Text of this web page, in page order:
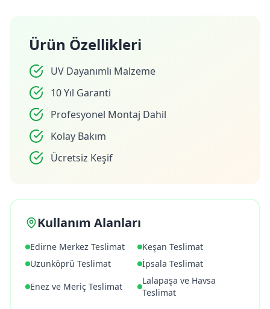
Ürün Özellikleri
UV Dayanımlı Malzeme
10 Yıl Garanti
Profesyonel Montaj Dahil
Kolay Bakım
Ücretsiz Keşif
Kullanım Alanları
Edirne Merkez Teslimat
Keşan Teslimat
Uzunköprü Teslimat
İpsala Teslimat
Enez ve Meriç Teslimat
Lalapaşa ve Havsa
Teslimat